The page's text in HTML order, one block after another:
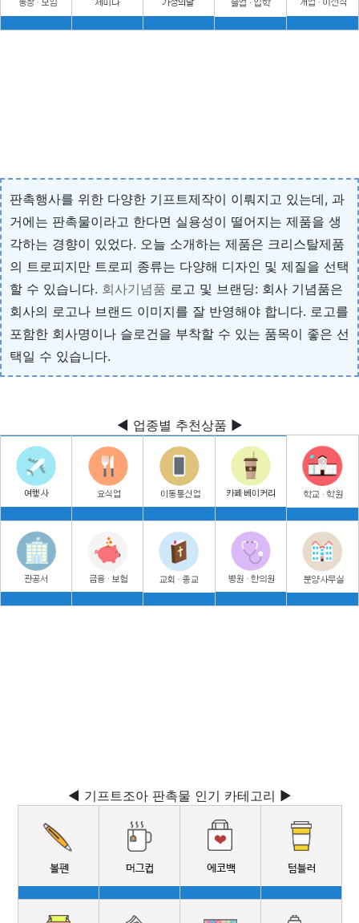
판촉행사를 위한 다양한 기프트제작이 이뤄지고 있는데, 과
거에는 판촉물이라고 한다면 실용성이 떨어지는 제품을 생
각하는 경향이 있었다. 오늘 소개하는 제품은 크리스탈제품
의 트로피지만 트로피 종류는 다양해 디자인 및 제질을 선택
할 수 있습니다. 회사기념품 로고 및 브랜딩: 회사 기념품은
회사의 로고나 브랜드 이미지를 잘 반영해야 합니다. 로고를
포함한 회사명이나 슬로건을 부착할 수 있는 품목이 좋은 선
택일 수 있습니다.
◀ 업종별 추천상품 ▶
◀ 기프트조아 판촉물 인기 카테고리 ▶